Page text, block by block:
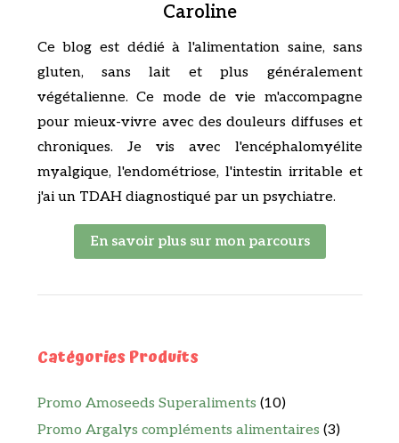
Caroline
Ce blog est dédié à l'alimentation saine, sans
gluten, sans lait et plus généralement
végétalienne. Ce mode de vie m'accompagne
pour mieux-vivre avec des douleurs diffuses et
chroniques. Je vis avec l'encéphalomyélite
myalgique, l'endométriose, l'intestin irritable et
j'ai un TDAH diagnostiqué par un psychiatre.
En savoir plus sur mon parcours
Catégories Produits
Promo Amoseeds Superaliments (10)
Promo Argalys compléments alimentaires (3)